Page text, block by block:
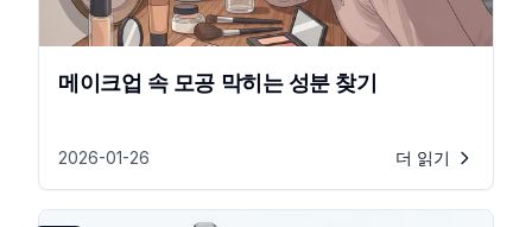
메이크업 속 모공 막히는 성분 찾기
2026-01-26 더 읽기